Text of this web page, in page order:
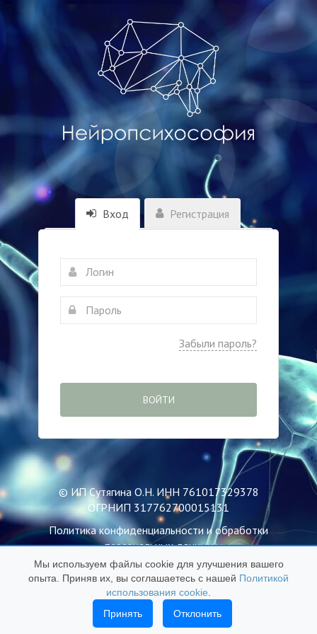
Вход Регистрация
Забыли пароль?
ВОЙТИ
© ИП Сутягина О.Н. ИНН 761017329378
ОГРНИП 317762700015131
Политика конфиденциальности и обработки
персональных данных
Пользовательское соглашение
Публичная оферта
Политика использования файлов Cookie
Мы используем файлы cookie для улучшения вашего
опыта. Приняв их, вы соглашаетесь с нашей Политикой
использования cookie
Принять
Отклонить